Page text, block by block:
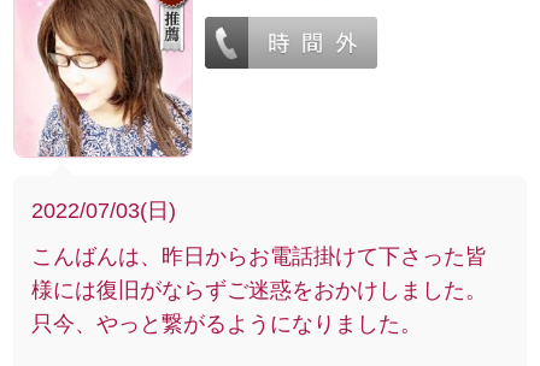
2022/07/03(日)
こんばんは、昨日からお電話掛けて下さった皆
様には復旧がならずご迷惑をおかけしました。
只今、やっと繋がるようになりました。